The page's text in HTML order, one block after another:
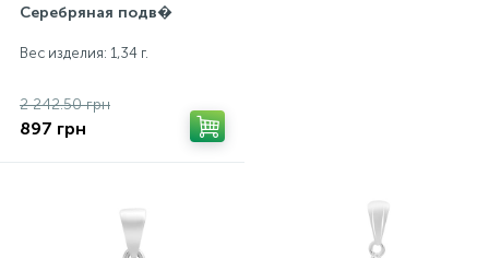
Серебряная подв�
Вес изделия: 1,34 г.
2 242.50 грн
897 грн